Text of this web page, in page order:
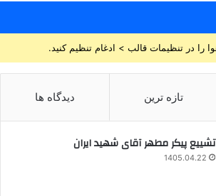
تازه ترین دیدگاه ها
تشییع پیکر مطهر آقای شهید ایران
1405.04.22